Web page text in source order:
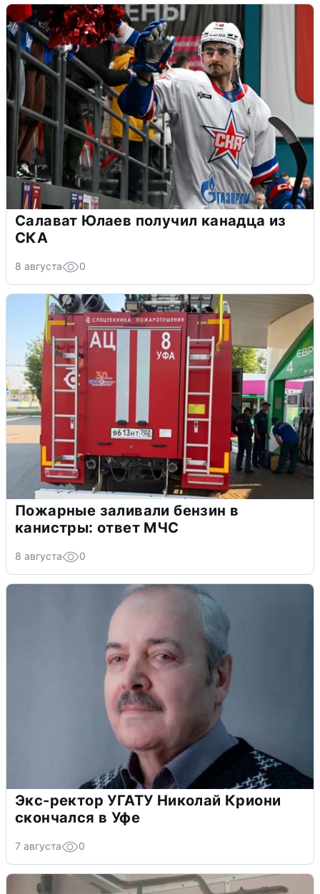
Салават Юлаев получил канадца из
СКА
8 августа 0
Пожарные заливали бензин в
канистры: ответ МЧС
8 августа 0
Экс-ректор УГАТУ Николай Криони
скончался в Уфе
7 августа 0